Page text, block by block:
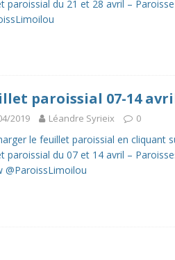
paroissial du 21 et 28 avril –
paroissial 07-14
2019 Léandre Syrieix 0
le feuillet paroissial en cliquant
paroissial du 07 et 14 avril –
@ParoissLimoilou